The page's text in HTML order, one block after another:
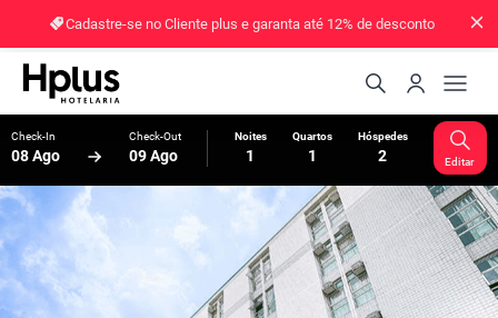
Cadastre-se no Cliente plus e garanta até 12% de desconto
Check-In
08 Ago
Check-Out
09 Ago
Noites
1
Quartos
1
Hóspedes
2 Editar